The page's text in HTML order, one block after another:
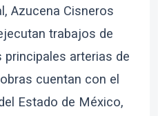
Azucena Cisneros
trabajos de
arterias de
cuentan con el
Estado de México,